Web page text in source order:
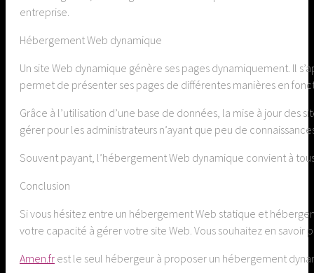
entreprise.
Hébergement Web dynamique
Un site Web dynamique génère ses pages dynamiquement. Il
permet de présenter ses pages de différentes manières en
Grâce à l’utilisation d’une base de données, la mise à jour des
gérer pour les administrateurs n’ayant que peu de
Souvent payant, l’hébergement Web dynamique convient à
Conclusion
Si vous hésitez entre un hébergement Web statique et
votre capacité à gérer votre site Web. Vous souhaitez en
Amen.fr est le seul hébergeur à proposer un hébergement